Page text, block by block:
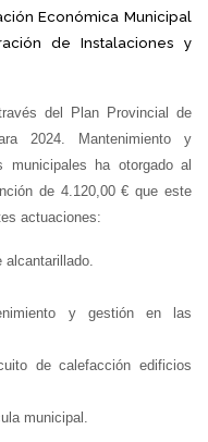
Económica Municipal
de Instalaciones y
del Plan Provincial de
2024. Mantenimiento y
municipales ha otorgado al
de 4.120,00 € que este
actuaciones:
y gestión en las
de calefacción edificios
municipal.